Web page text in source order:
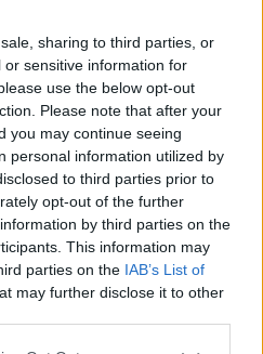
sharing to third parties, or
sensitive information for
use the below opt-out
Please note that after your
you may continue seeing
personal information utilized by
to third parties prior to
opt-out of the further
by third parties on the
This information may
parties on the IAB’s List of
may further disclose it to other